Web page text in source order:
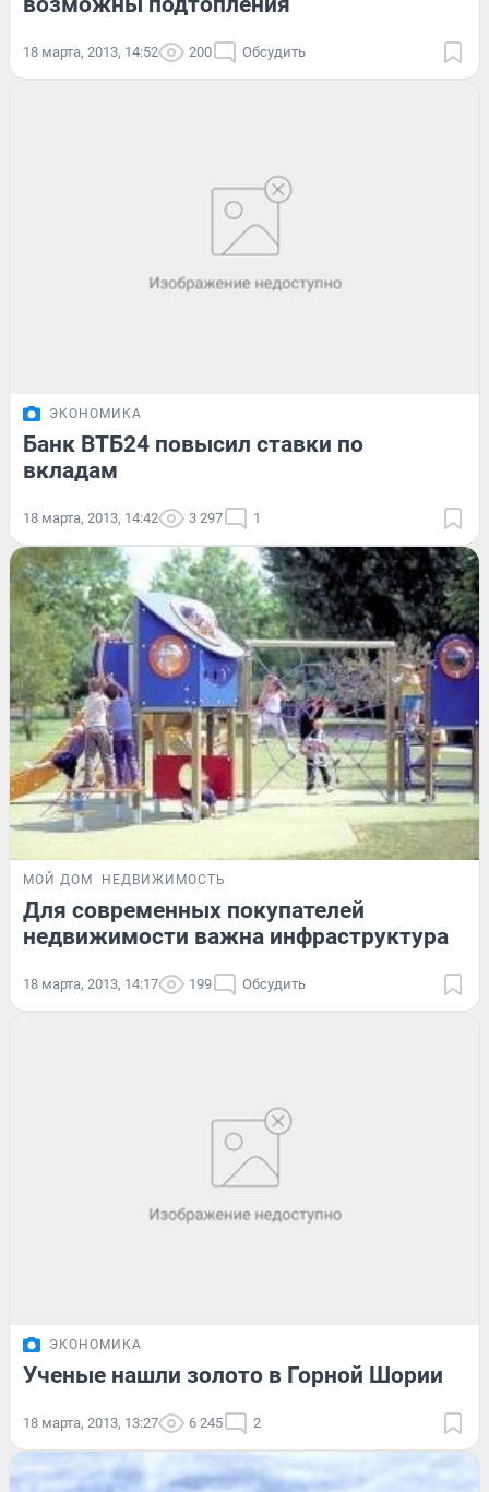
18 марта, 2013, 14:52 200 Обсудить
ЭКОНОМИКА
Банк ВТБ24 повысил ставки по
вкладам
18 марта, 2013, 14:42 3 297 1
МОЙ ДОМ НЕДВИЖИМОСТЬ
Для современных покупателей
недвижимости важна инфраструктура
18 марта, 2013, 14:17 199 Обсудить
ЭКОНОМИКА
Ученые нашли золото в Горной Шории
18 марта, 2013, 13:27 6 245 2